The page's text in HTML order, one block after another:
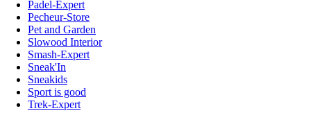
Padel-Expert
Pecheur-Store
Pet and Garden
Slowood Interior
Smash-Expert
Sneak'In
Sneakids
Sport is good
Trek-Expert